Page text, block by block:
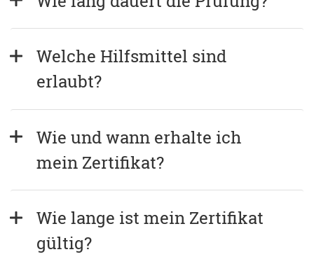
Welche Hilfsmittel sind
erlaubt?
Wie und wann erhalte ich
mein Zertifikat?
Wie lange ist mein Zertifikat
gültig?